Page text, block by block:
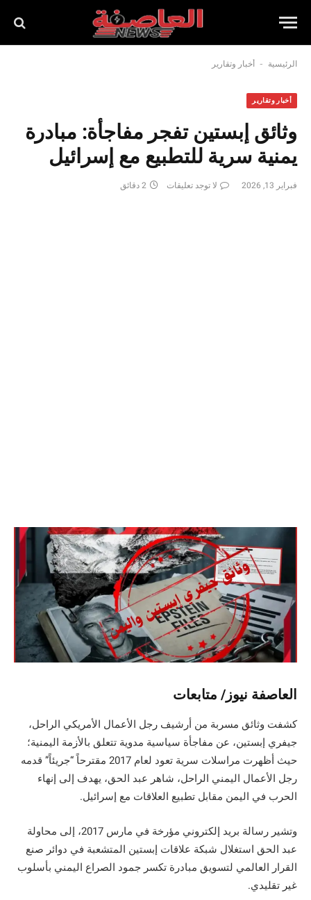
الرئيسية - أخبار وتقارير
أخبار وتقارير
وثائق إبستين تفجر مفاجأة: مبادرة
يمنية سرية للتطبيع مع إسرائيل
فبراير 13, 2026 لا توجد تعليقات 2 دقائق
العاصفة نيوز/ متابعات
كشفت وثائق مسربة من أرشيف رجل الأعمال الأمريكي الراحل،
جيفري إبستين، عن مفاجأة سياسية مدوية تتعلق بالأزمة اليمنية؛
حيث أظهرت مراسلات سرية تعود لعام 2017 مقترحاً “جريئاً” قدمه
رجل الأعمال اليمني الراحل، شاهر عبد الحق، يهدف إلى إنهاء
الحرب في اليمن مقابل تطبيع العلاقات مع إسرائيل.
وتشير رسالة بريد إلكتروني مؤرخة في مارس 2017، إلى محاولة
عبد الحق استغلال شبكة علاقات إبستين المتشعبة في دوائر صنع
القرار العالمي لتسويق مبادرة تكسر جمود الصراع اليمني بأسلوب
غير تقليدي.